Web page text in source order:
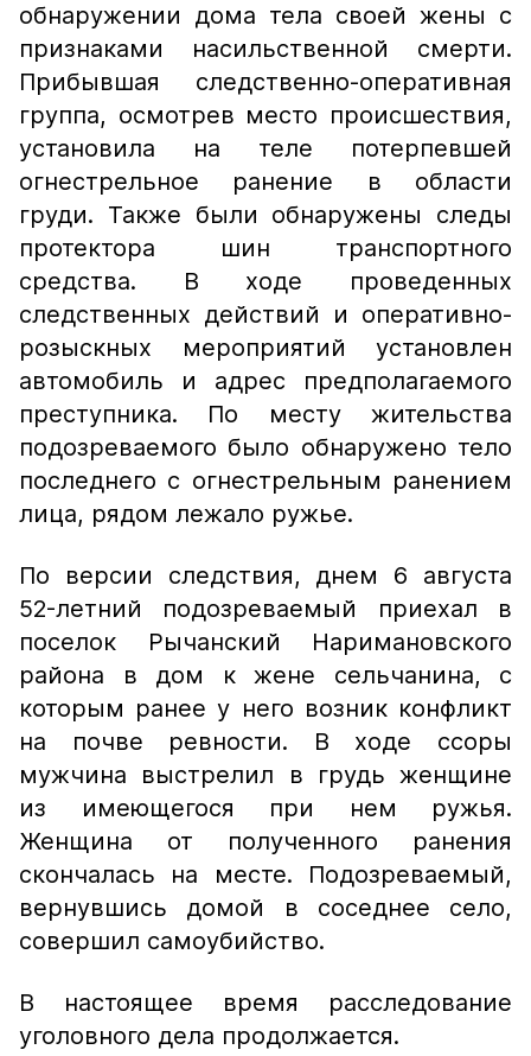
обнаружении дома тела своей жены с
признаками насильственной смерти.
Прибывшая следственно-оперативная
группа, осмотрев место происшествия,
установила на теле потерпевшей
огнестрельное ранение в области
груди. Также были обнаружены следы
протектора шин транспортного
средства. В ходе проведенных
следственных действий и оперативно-
розыскных мероприятий установлен
автомобиль и адрес предполагаемого
преступника. По месту жительства
подозреваемого было обнаружено тело
последнего с огнестрельным ранением
лица, рядом лежало ружье.
По версии следствия, днем 6 августа
52-летний подозреваемый приехал в
поселок Рычанский Наримановского
района в дом к жене сельчанина, с
которым ранее у него возник конфликт
на почве ревности. В ходе ссоры
мужчина выстрелил в грудь женщине
из имеющегося при нем ружья.
Женщина от полученного ранения
скончалась на месте. Подозреваемый,
вернувшись домой в соседнее село,
совершил самоубийство.
В настоящее время расследование
уголовного дела продолжается.